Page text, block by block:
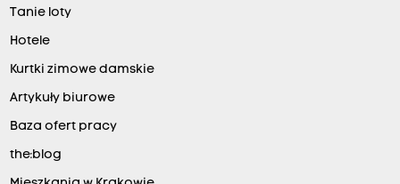
Tanie loty
Hotele
Kurtki zimowe damskie
Artykuły biurowe
Baza ofert pracy
the:blog